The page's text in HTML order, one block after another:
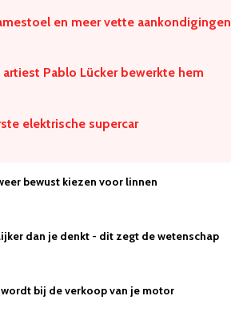
en meer vette aankondigingen
Pablo Lücker bewerkte hem
elektrische supercar
bewust kiezen voor linnen
dan je denkt - dit zegt de wetenschap
bij de verkoop van je motor